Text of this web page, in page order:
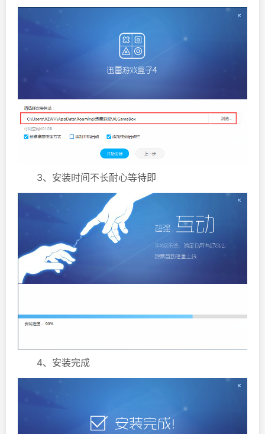
3、安装时间不长耐心等待即
4、安装完成